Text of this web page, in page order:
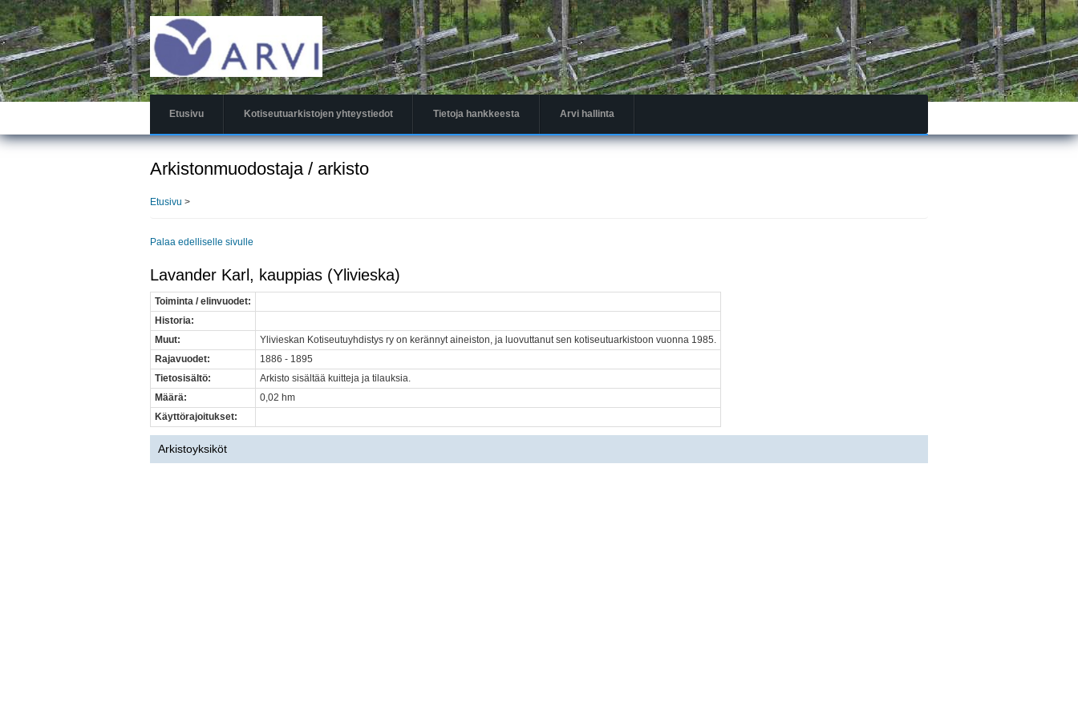
Hyppää
pääsisältöön
Etusivu Kotiseutuarkistojen yhteystiedot Tietoja hankkeesta Arvi hallinta
Arkistonmuodostaja / arkisto
Etusivu >
Palaa edelliselle sivulle
Lavander Karl, kauppias (Ylivieska)
Toiminta / elinvuodet:
Historia:
Muut:
Ylivieskan Kotiseutuyhdistys ry on kerännyt aineiston, ja luovuttanut sen kotiseutuarkistoon vuonna 1985.
Rajavuodet:
1886 - 1895
Tietosisältö:
Arkisto sisältää kuitteja ja tilauksia.
Määrä:
0,02 hm
Käyttörajoitukset:
Arkistoyksiköt